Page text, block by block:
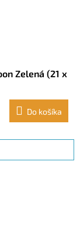
Zelená (21 x
Do košíka